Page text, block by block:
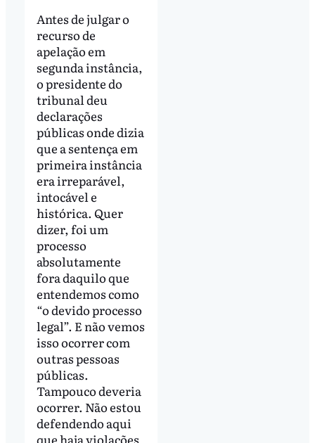
Antes de julgar o
recurso de
apelação em
segunda instância,
o presidente do
tribunal deu
declarações
públicas onde dizia
que a sentença em
primeira instância
era irreparável,
intocável e
histórica. Quer
dizer, foi um
processo
absolutamente
fora daquilo que
entendemos como
“o devido processo
legal”. E não vemos
isso ocorrer com
outras pessoas
públicas.
Tampouco deveria
ocorrer. Não estou
defendendo aqui
que haja violações